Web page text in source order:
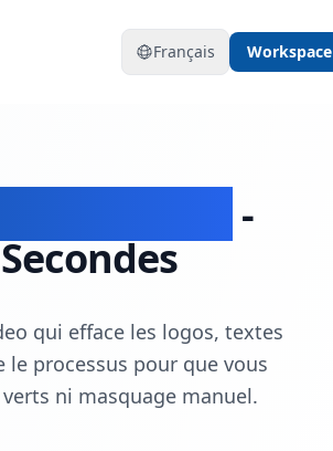
Français Workspace
-
qui efface les logos, textes
processus pour que vous
ni masquage manuel.